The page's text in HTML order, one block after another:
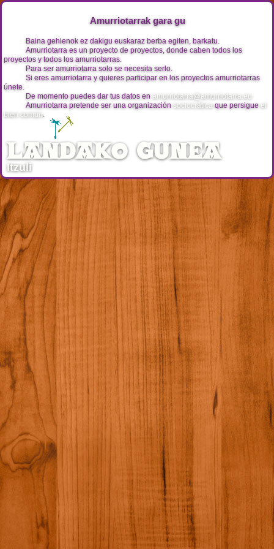
Amurriotarrak gara gu
Baina gehienok ez dakigu euskaraz berba egiten, barkatu.
Amurriotarra es un proyecto de proyectos, donde caben todos los
proyectos y todos los amurriotarras.
Para ser amurriotarra solo se necesita serlo.
Si eres amurriotarra y quieres participar en los proyectos amurriotarras
únete.
De momento puedes dar tus datos en amurriotarra@amurriotarra.eu
Amurriotarra pretende ser una organización sociocráticaque persigueel
bien común .
landako gunea
Itzuli